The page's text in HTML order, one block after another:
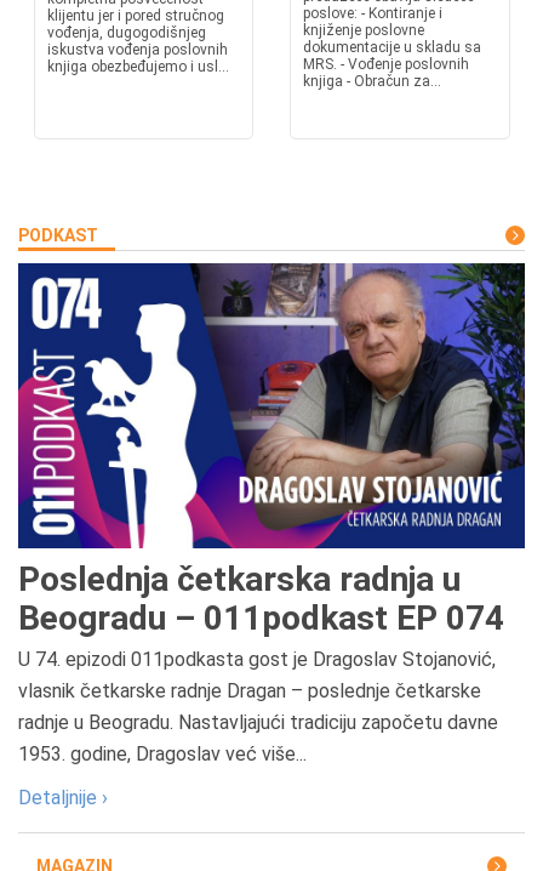
klijentu jer i pored stručnog
vođenja, dugogodišnjeg
iskustva vođenja poslovnih
knjiga obezbeđujemo i usl...
poslove: - Kontiranje i
knjiženje poslovne
dokumentacije u skladu sa
MRS. - Vođenje poslovnih
knjiga - Obračun za...
PODKAST
Poslednja četkarska radnja u
Beogradu – 011podkast EP 074
U 74. epizodi 011podkasta gost je Dragoslav Stojanović,
vlasnik četkarske radnje Dragan – poslednje četkarske
radnje u Beogradu. Nastavljajući tradiciju započetu davne
1953. godine, Dragoslav već više...
Detaljnije ›
MAGAZIN